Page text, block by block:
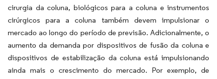
cirurgia da coluna, biológicos para a coluna e instrumentos
cirúrgicos para a coluna também devem impulsionar o
mercado ao longo do período de previsão. Adicionalmente, o
aumento da demanda por dispositivos de fusão da coluna e
dispositivos de estabilização da coluna está impulsionando
ainda mais o crescimento do mercado. Por exemplo, de